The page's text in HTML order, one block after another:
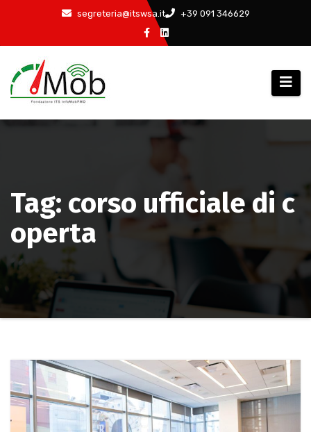
contenuto
segreteria@itswsa.it +39 091 346629
Tag: corso ufficiale di c
operta